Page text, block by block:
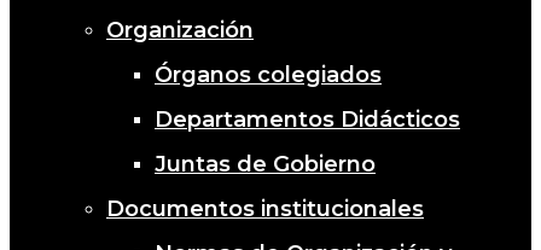
Organización
Órganos colegiados
Departamentos Didácticos
Juntas de Gobierno
Documentos institucionales